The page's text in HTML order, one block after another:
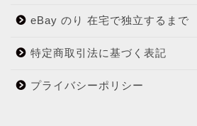
eBay のり 在宅で独立するまで
特定商取引法に基づく表記
プライバシーポリシー